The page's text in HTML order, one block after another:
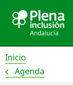
contenido
Inicio
Agenda